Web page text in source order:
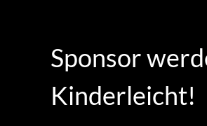
Sponsor
Kinderleicht!